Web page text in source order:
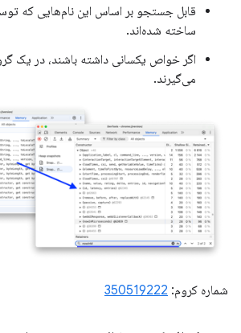
ساخته شده‌اند.
اگر خواص یکسانی داشته باشند، در یک
می‌گیرند.
شماره کروم: 350519222